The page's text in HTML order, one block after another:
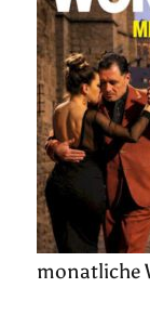
monatliche